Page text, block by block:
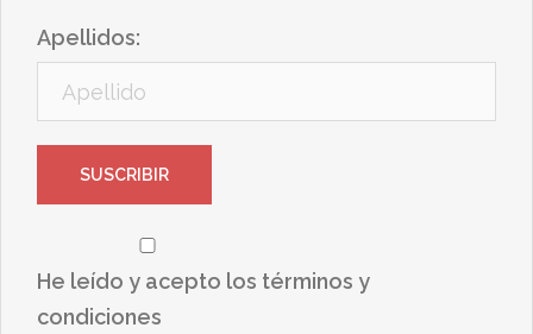
Apellidos:
He leído y acepto los términos y
condiciones